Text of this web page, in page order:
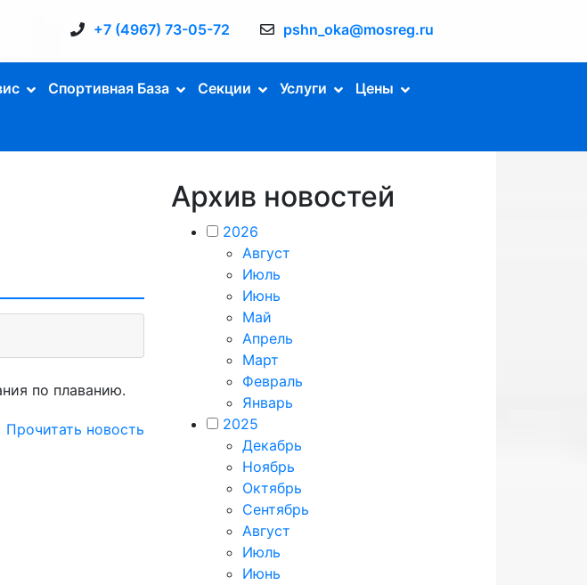
+7 (4967) 73-05-72 pshn_oka@mosreg.ru
Спортивная База Секции Услуги Цены
по плаванию.
Прочитать новость
Архив новостей
2026
Август
Июль
Июнь
Май
Апрель
Март
Февраль
Январь
2025
Декабрь
Ноябрь
Октябрь
Сентябрь
Август
Июль
Июнь